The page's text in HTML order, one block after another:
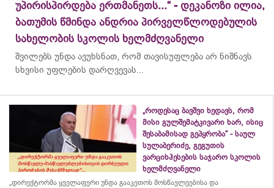
უპირისპირდება ერთმანეთს...“ - დეკანოზი ილია,
ბათუმის წმინდა ანდრია პირველწლოდებულის
სახელობის სკოლის ხელმძღვანელი
შვილებს უნდა ავუხსნათ, რომ თავისუფლება არ ნიშნავს
სხვისი უფლების დარღვევას...
„როდესაც ბავშვი ხედავს, რომ
მისი გულშემატკივარი ხარ, ისიც
შესაბამისად გეპყრობა“ - საულ
სულაბერიძე, გეგუთის
ვარციხჰესების საჯარო სკოლის
ხელმძღვანელი
„დირექტორმა ყველაფერი უნდა გააკეთოს მოსწავლეებისა და